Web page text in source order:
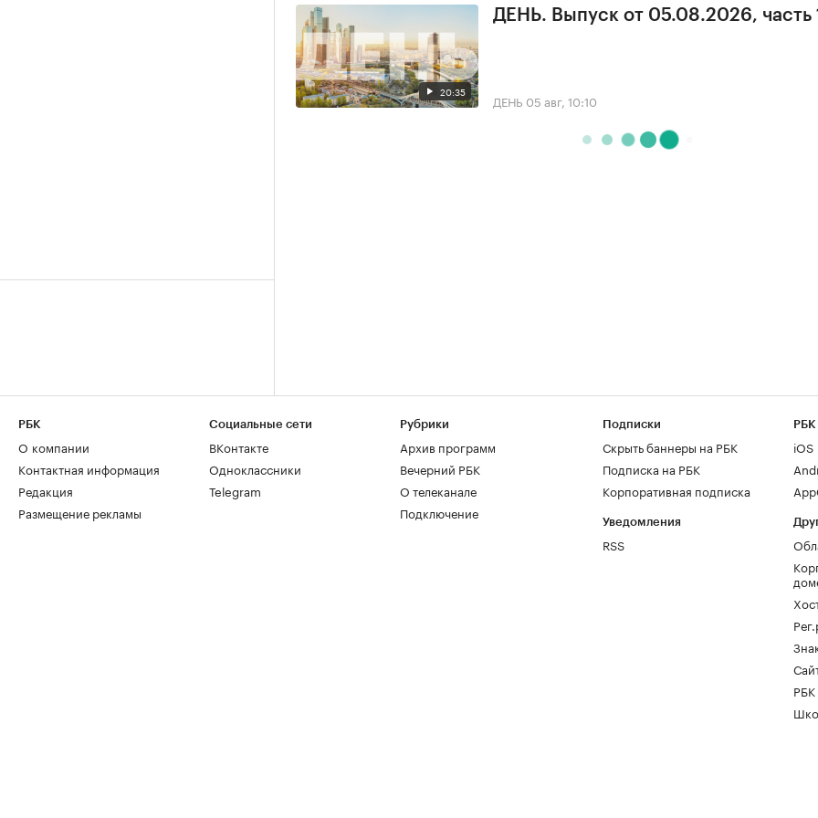
20:35
ДЕНЬ. Выпуск от 05.08.2026, часть
ДЕНЬ 05 авг, 10:10
РБК
О компании
Контактная информация
Редакция
Размещение рекламы
Социальные сети
ВКонтакте
Одноклассники
Telegram
Рубрики
Архив программ
Вечерний РБК
О телеканале
Подключение
Подписки
Скрыть баннеры на РБК
Подписка на РБК
Корпоративная подписка
Уведомления
RSS
РБК
iOS